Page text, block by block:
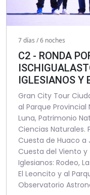
7 días / 6 noches
C2 - RONDA
IGLESIANOS Y
Gran City Tour
al Parque
Luna, Patrimonio
Ciencias Naturales.
Cuesta de Huaco a
Cuesta del Viento y
Iglesianos: Rodeo,
El Leoncito y al
Observatorio